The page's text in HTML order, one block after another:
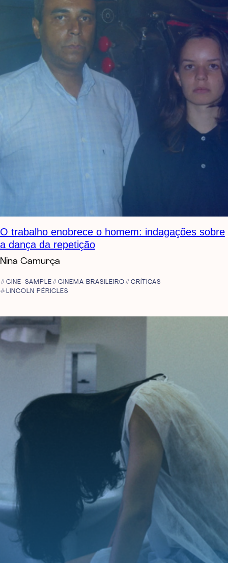
O trabalho enobrece o homem: indagações sobre
a dança da repetição
Nina Camurça
CINE-SAMPLE CINEMA BRASILEIRO
CRÍTICAS
LINCOLN PÉRICLES